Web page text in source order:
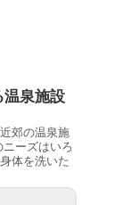
温泉施設
郊の温泉施
ーズはいろ
体を洗いた